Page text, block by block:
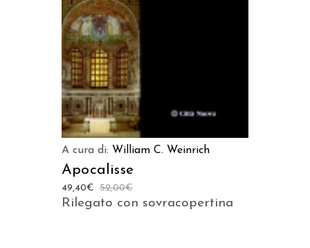
AGGIUNGI AL CARRELLO
A cura di: William C. Weinrich
Apocalisse
52,00€
49,40€
Rilegato con sovracopertina